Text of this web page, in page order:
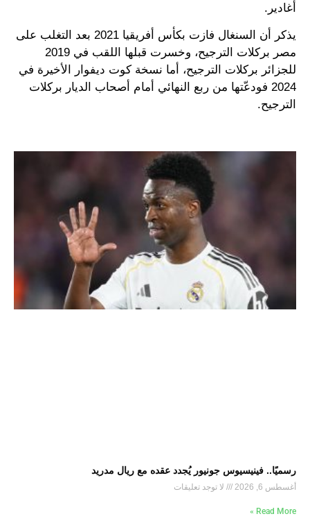
أغادير.
يذكر أن السنغال فازت بكأس أفريقيا 2021 بعد التغلب على
مصر بركلات الترجيح، وخسرت قبلها اللقب في 2019
للجزائر بركلات الترجيح، أما نسخة كوت ديفوار الأخيرة في
2024 فودعّتها من ربع النهائي أمام أصحاب الديار بركلات
الترجيح.
رسميًا.. فينيسيوس جونيور يُجدد عقده مع ريال مدريد
أغسطس 6, 2026 لا توجد تعليقات
Read More »